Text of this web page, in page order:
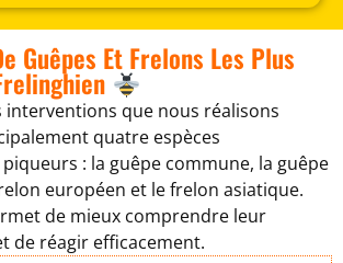
Guêpes Et Frelons Les Plus
interventions que nous réalisons
quatre espèces
: la guêpe commune, la guêpe
européen et le frelon asiatique.
de mieux comprendre leur
de réagir efficacement.